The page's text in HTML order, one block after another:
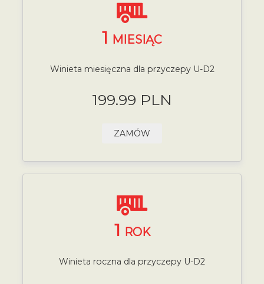
1 MIESIĄC
Winieta miesięczna dla przyczepy U-D2
199.99 PLN
ZAMÓW
1 ROK
Winieta roczna dla przyczepy U-D2